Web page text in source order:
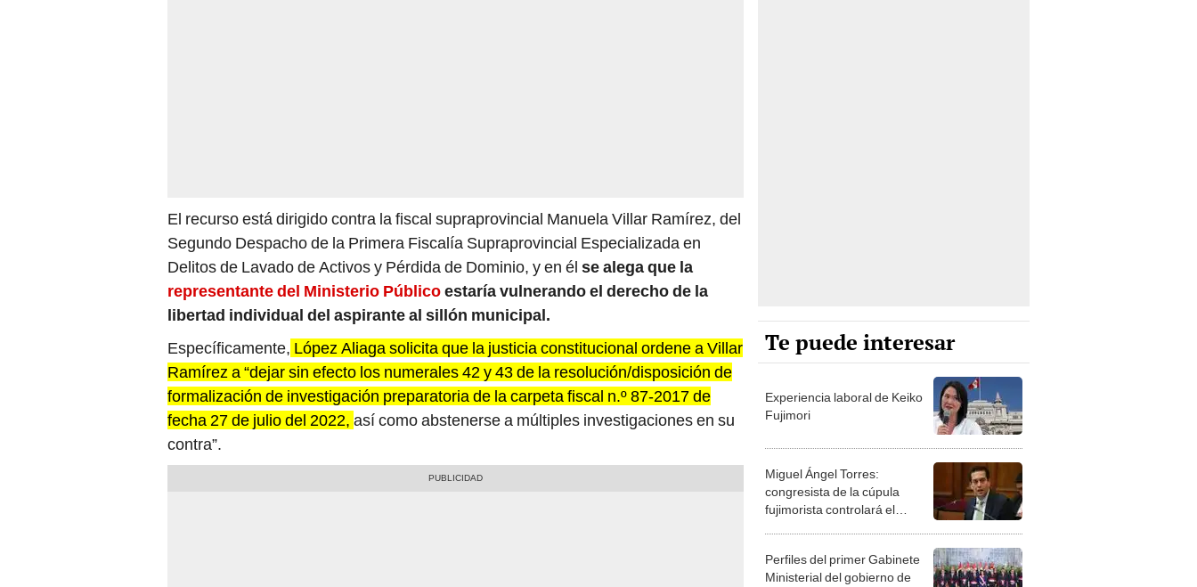
El recurso está dirigido contra la fiscal supraprovincial Manuela Villar Ramírez, del
Segundo Despacho de la Primera Fiscalía Supraprovincial Especializada en
Delitos de Lavado de Activos y Pérdida de Dominio, y en él se alega que la
representante del Ministerio Públicoestaría vulnerando el derecho de la
libertad individual del aspirante al sillón municipal.
Específicamente, López Aliaga solicita que la justicia constitucional ordene a Villar
Ramírez a “dejar sin efecto los numerales 42 y 43 de la resolución/disposición de
formalización de investigación preparatoria de la carpeta fiscal n.º 87-2017 de
fecha 27 de julio del 2022, así como abstenerse a múltiples investigaciones en su
contra”.
Te puede interesar
Experiencia laboral de Keiko
Fujimori
Miguel Ángel Torres:
congresista de la cúpula
fujimorista controlará el
Perfiles del primer Gabinete
Ministerial del gobierno de